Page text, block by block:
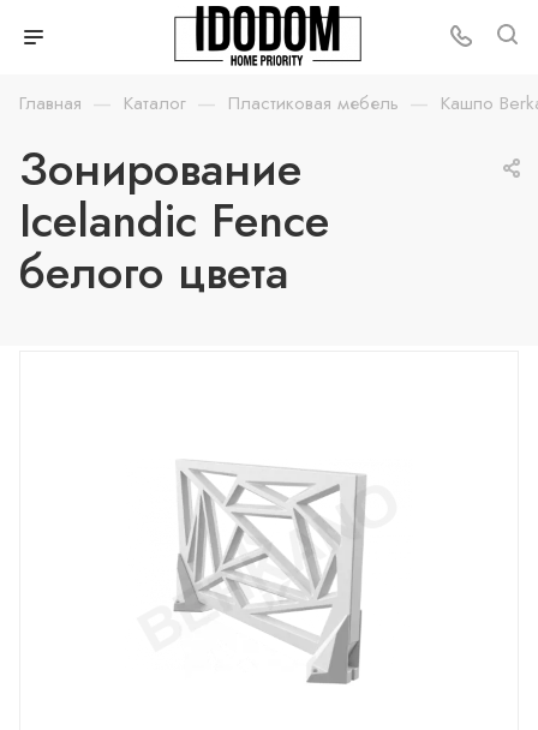
Главная — Каталог — Пластиковая мебель — Кашпо
Зонирование
Icelandic Fence
белого цвета